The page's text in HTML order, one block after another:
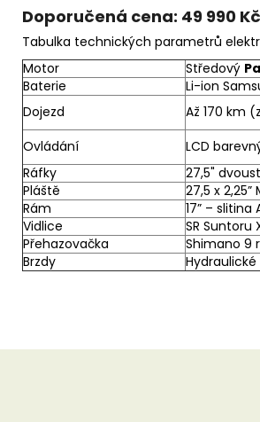
Doporučená cena: 49 990 Kč
Tabulka technických parametrů
Motor
Středový
Baterie
Li-ion
Dojezd
Až 170 km
Ovládání
LCD
Ráfky
27,5"
Pláště
27,5 x 2,25”
Rám
17” – slitina
Vidlice
SR
Přehazovačka
Shimano 9
Brzdy
Hydraulické